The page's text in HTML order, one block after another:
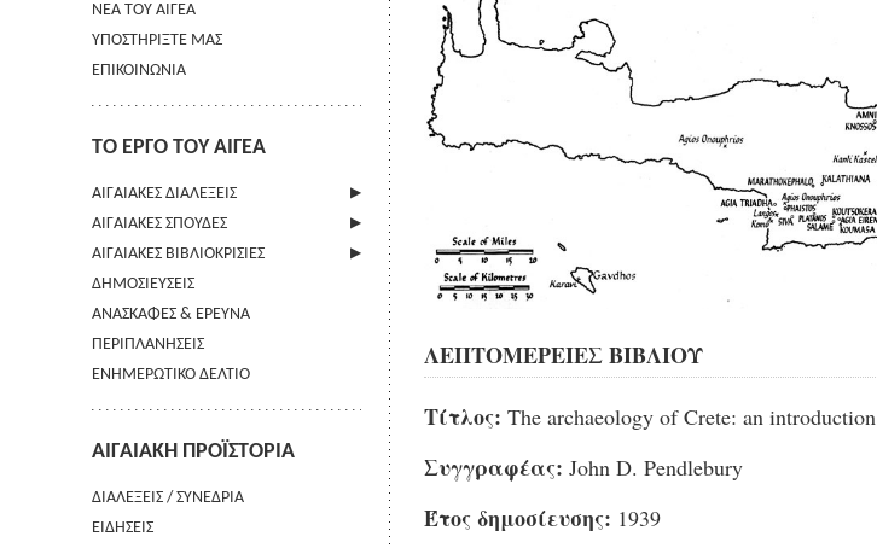
ΝΕΑ ΤΟΥ ΑΙΓΕΑ
ΥΠΟΣΤΗΡΙΞΤΕ ΜΑΣ
ΕΠΙΚΟΙΝΩΝΙΑ
ΤΟ ΕΡΓΟ ΤΟΥ ΑΙΓΕΑ
ΑΙΓΑΙΑΚΕΣ ΔΙΑΛΕΞΕΙΣ
ΠΛΗΡΟΦΟΡΙΕΣ
ΑΙΓΑΙΑΚΕΣ ΣΠΟΥΔΕΣ
ΠΛΗΡΟΦΟΡΙΕΣ
ΟΔΗΓΙΕΣ ΠΡΟΣ ΣΥΓΓΡΑΦΕΙΣ
ΟΡΟΙ ΧΡΗΣΗΣ
ΕΠΙΚΟΙΝΩΝΙΑ
ΑΙΓΑΙΑΚΕΣ ΒΙΒΛΙΟΚΡΙΣΙΕΣ
ΠΛΗΡΟΦΟΡΙΕΣ
ΔΗΜΟΣΙΕΥΣΕΙΣ
ΑΝΑΣΚΑΦΕΣ & ΕΡΕΥΝΑ
ΠΕΡΙΠΛΑΝΗΣΕΙΣ
ΕΝΗΜΕΡΩΤΙΚΟ ΔΕΛΤΙΟ
ΑΙΓΑΙΑΚΗ ΠΡΟΪΣΤΟΡΙΑ
ΔΙΑΛΕΞΕΙΣ / ΣΥΝΕΔΡΙΑ
ΕΙΔΗΣΕΙΣ
ΛΕΠΤΟΜΕΡΕΙΕΣ ΒΙΒΛΙΟΥ
Τίτλος: The archaeology of Crete: an introduction
Συγγραφέας: John D. Pendlebury
Έτος δημοσίευσης: 1939